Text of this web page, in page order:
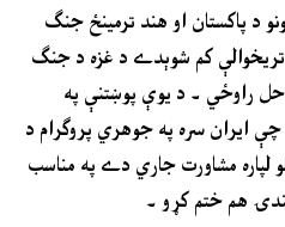
د پاکستان او هند ترمينځ جنګ
تريخوالې کم شوېدے د غزه د جنګ
راوځي ۔ د يوې پوښتنې په
ايران سره په جوهري پروګرام د
لپاره مشاورت جاري دے په مناسب
هم ختم کړو ۔